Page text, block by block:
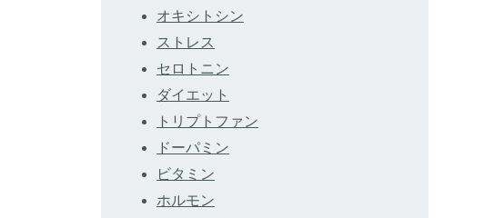
オキシトシン
ストレス
セロトニン
ダイエット
トリプトファン
ドーパミン
ビタミン
ホルモン